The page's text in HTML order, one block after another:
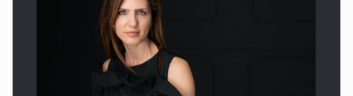
Hard Enduro Piatra Craiului 2026, fueled by benzinariile RO…